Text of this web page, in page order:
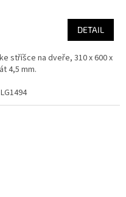
DETAIL
stříšce na dveře, 310 x 600 x
4,5 mm.